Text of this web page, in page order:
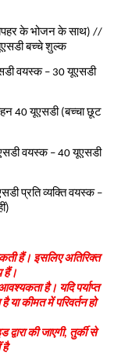
के भोजन के साथ) //
बच्चे शुल्क
वयस्क – 30 यूएसडी
40 यूएसडी (बच्चा छूट
वयस्क – 40 यूएसडी
प्रति व्यक्ति वयस्क –
हैं। इसलिए अतिरिक्त
हैं।
है। यदि पर्याप्त
या कीमत में परिवर्तन हो
की जाएगी, तुर्की से
है